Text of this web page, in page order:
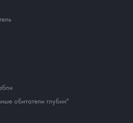
обитатели глубин"